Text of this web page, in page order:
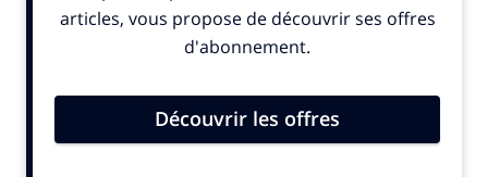
condition d’être ritualisés, scénarisés, et ultra-
éditorialisés. 54 % des répondants déclarent que les
contenus à la demande. Koh-Lanta, Popcorn Festival,
matches de LFL, ciné-concerts : le direct et le rendez-
vous partagé conservent une forte valeur de cohésion.